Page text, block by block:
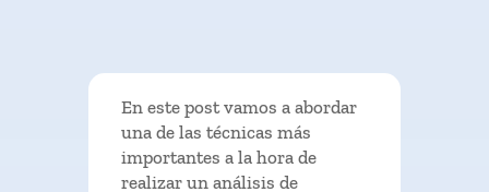
En este post vamos a abordar
una de las técnicas más
importantes a la hora de
realizar un análisis de